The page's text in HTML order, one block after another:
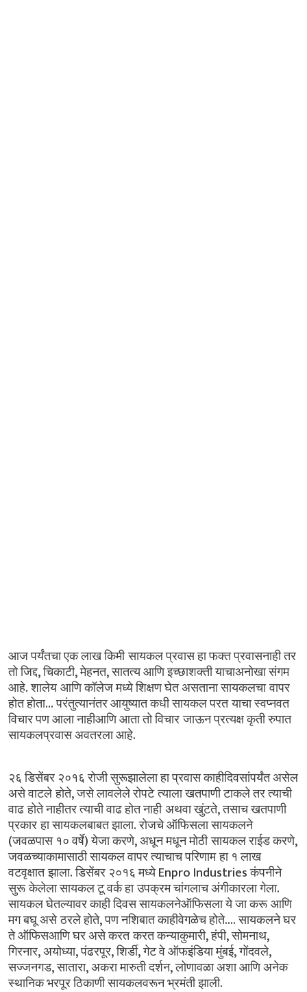
आज पर्यंतचा एक लाख किमी सायकल प्रवास हा फक्त प्रवासनाही तर
तो जिद्द,चिकाटी,मेहनत,सातत्य आणि इच्छाशक्ती याचाअनोखा संगम
आहे.शालेय आणि कॉलेज मध्ये शिक्षण घेत असताना सायकलचा वापर
होत होता...परंतुत्यानंतर आयुष्यात कधी सायकल परत याचा स्वप्नवत
विचार पण आला नाहीआणि आता तो विचार जाऊन प्रत्यक्ष कृती रुपात
सायकलप्रवास अवतरला आहे.
२६ डिसेंबर २०१६ रोजी सुरूझालेला हा प्रवास काहीदिवसांपर्यंत असेल
असे वाटले होते,जसे लावलेले रोपटे त्याला खतपाणी टाकले तर त्याची
वाढ होते नाहीतर त्याची वाढ होत नाही अथवा खुंटते,तसाच खतपाणी
प्रकार हा सायकलबाबत झाला.रोजचे ऑफिसला सायकलने
(जवळपास १० वर्षे)येजा करणे, अधून मधून मोठी सायकल राईड करणे,
जवळच्याकामासाठी सायकल वापर त्याचाच परिणाम हा १ लाख
वटवृक्षात झाला.डिसेंबर २०१६ मध्येEnpro Industriesकंपनीने
सुरू केलेला सायकल टू वर्क हा उपक्रम चांगलाच अंगीकारला गेला.
सायकल घेतल्यावर काही दिवस सायकलनेऑफिसला ये जा करू आणि
मग बघू असे ठरले होते,पण नशिबात काहीवेगळेच होते....सायकलने घर
ते ऑफिसआणि घर असे करत करत कन्याकुमारी,हंपी,सोमनाथ,
गिरनार, अयोध्या,पंढरपूर,शिर्डी,गेट वे ऑफइंडिया मुंबई,गोंदवले,
सज्जनगड,सातारा, अकरा मारुती दर्शन,लोणावळा अशा आणि अनेक
स्थानिक भरपूर ठिकाणी सायकलवरून भ्रमंती झाली.